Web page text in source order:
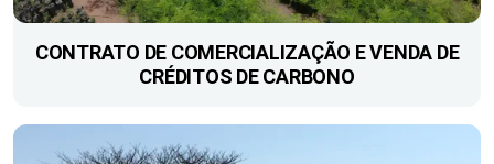
CONTRATO DE ​COMERCIALIZAÇÃO E VENDA DE
CRÉDITOS DE CARBONO